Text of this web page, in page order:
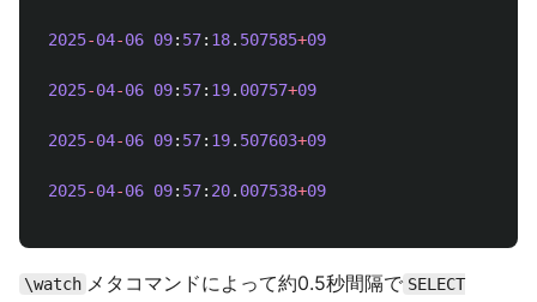
2025-04-06 09: 57: 18. 507585+09
2025-04-06 09: 57: 19. 00757+09
2025-04-06 09: 57: 19. 507603+09
2025-04-06 09: 57: 20. 007538+09
\watch メタコマンドによって約0.5秒間隔で SELECT